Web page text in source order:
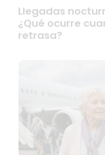
Llegadas
¿Qué ocurre
retrasa?